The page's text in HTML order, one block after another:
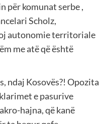
për komunat serbe ,
Scholz,
autonomie territoriale
me atë që është
ndaj Kosovës?! Opozita
e pasurive
hajna, që kanë